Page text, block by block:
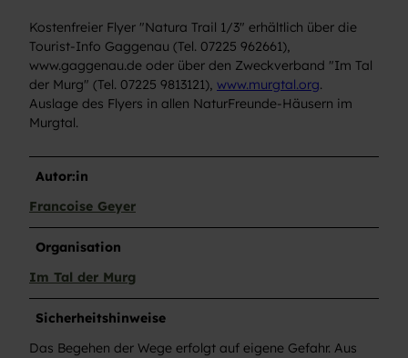
Kostenfreier Flyer "Natura Trail 1/3" erhältlich über die
Tourist-Info Gaggenau (Tel. 07225 962661),
www.gaggenau.de oder über den Zweckverband "Im Tal
der Murg" (Tel. 07225 9813121), www.murgtal.org.
Auslage des Flyers in allen NaturFreunde-Häusern im
Murgtal.
Autor:in
Francoise Geyer
Organisation
Im Tal der Murg
Sicherheitshinweise
Das Begehen der Wege erfolgt auf eigene Gefahr. Aus